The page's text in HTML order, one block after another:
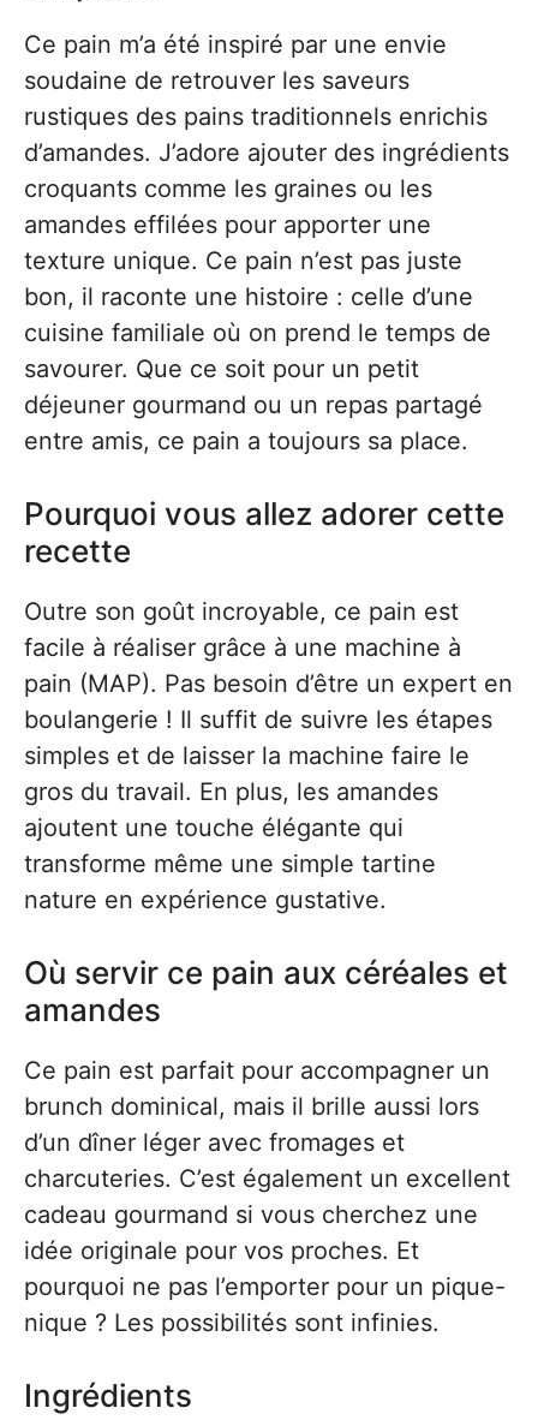
Ce pain m’a été inspiré par une envie
soudaine de retrouver les saveurs
rustiques des pains traditionnels enrichis
d’amandes. J’adore ajouter des ingrédients
croquants comme les graines ou les
amandes effilées pour apporter une
texture unique. Ce pain n’est pas juste
bon, il raconte une histoire : celle d’une
cuisine familiale où on prend le temps de
savourer. Que ce soit pour un petit
déjeuner gourmand ou un repas partagé
entre amis, ce pain a toujours sa place.
Pourquoi vous allez adorer cette
recette
Outre son goût incroyable, ce pain est
facile à réaliser grâce à une machine à
pain (MAP). Pas besoin d’être un expert en
boulangerie ! Il suffit de suivre les étapes
simples et de laisser la machine faire le
gros du travail. En plus, les amandes
ajoutent une touche élégante qui
transforme même une simple tartine
nature en expérience gustative.
Où servir ce pain aux céréales et
amandes
Ce pain est parfait pour accompagner un
brunch dominical, mais il brille aussi lors
d’un dîner léger avec fromages et
charcuteries. C’est également un excellent
cadeau gourmand si vous cherchez une
idée originale pour vos proches. Et
pourquoi ne pas l’emporter pour un pique-
nique ? Les possibilités sont infinies.
Ingrédients